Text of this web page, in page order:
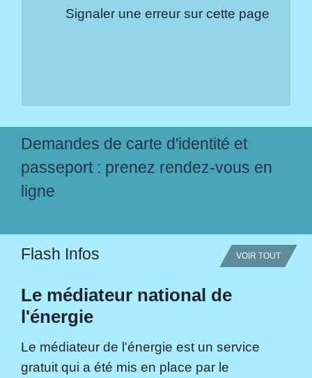
Signaler une erreur sur cette page
Demandes de carte d'identité et
passeport : prenez rendez-vous en
ligne
Flash Infos VOIR TOUT
Le médiateur national de
l'énergie
Le médiateur de l'énergie est un service
gratuit qui a été mis en place par le